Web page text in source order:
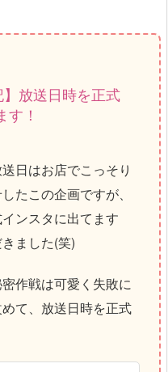
】放送日時を正式
す！
日はお店でこっそり
たこの企画ですが、
ンスタに出てます
ました(笑)
作戦は可愛く失敗に
て、放送日時を正式